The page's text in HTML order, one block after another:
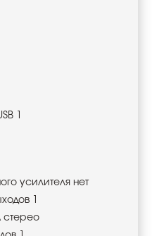
1
усилителя нет
1
стерео